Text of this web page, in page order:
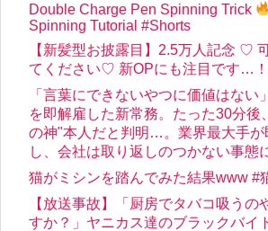
Double Charge Pen Spinning Trick
Spinning Tutorial #Shorts
【新髪型お披露目】2.5万人記念 ♡
てください♡ 新OPにも注目です…！
「言葉にできないやつに価値はない
を即解雇した新常務。たった30分後
の神"本人だと判明…。業界最大手が
し、会社は取り返しのつかない事態
猫がミシンを踏んでみた結果www #
【放送事故】「厨房でタバコ吸うの
すか？」ヤニカス達のブラックバイ